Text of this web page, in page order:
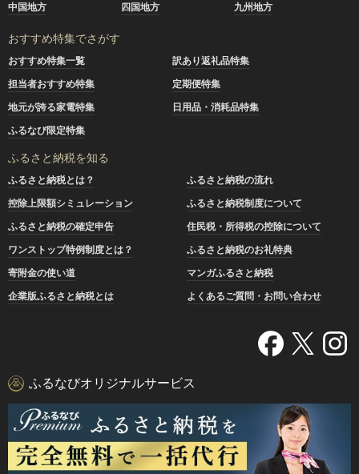
中国地方
四国地方 九州地方
おすすめ特集でさがす
おすすめ特集一覧
訳あり返礼品特集
担当者おすすめ特集
定期便特集
地元が誇る家電特集
日用品・消耗品特集
ふるなび限定特集
ふるさと納税を知る
ふるさと納税とは？
ふるさと納税の流れ
控除上限額シミュレーション
ふるさと納税制度について
ふるさと納税の確定申告
住民税・所得税の控除について
ワンストップ特例制度とは？
ふるさと納税のお礼特典
寄附金の使い道
マンガふるさと納税
企業版ふるさと納税とは
よくあるご質問・お問い合わせ
ふるなびオリジナルサービス